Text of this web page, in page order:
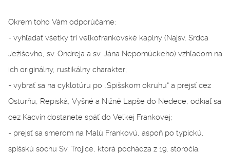
Okrem toho Vám odporúčame:
- vyhľadať všetky tri veľkofrankovské kaplny (Najsv. Srdca
Ježišovho, sv. Ondreja a sv. Jána Nepomúckeho) vzhľadom na
ich originálny, rustikálny charakter;
- vybrať sa na cyklotúru po „Spišskom okruhu“ a prejsť cez
Osturňu, Repiská, Vyšné a Nižné Lapše do Nedece, odkiaľ sa
cez Kacvín dostanete späť do Veľkej Frankovej;
- prejsť sa smerom na Malú Frankovú, aspoň po typickú,
spišskú sochu Sv. Trojice, ktorá pochádza z 19. storočia;